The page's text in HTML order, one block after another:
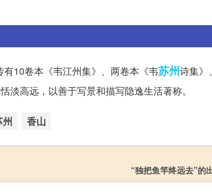
10卷本《韦江州集》、两卷本《韦苏州诗集》
淡高远，以善于写景和描写隐逸生活著称。
州 香山
“独把鱼竿终远去”的